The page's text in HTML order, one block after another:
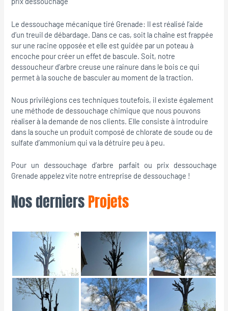
Le dessouchage mécanique tiré Grenade: Il est réalisé l’aide
d’un treuil de débardage. Dans ce cas, soit la chaîne est frappée
sur une racine opposée et elle est guidée par un poteau à
encoche pour créer un effet de bascule. Soit, notre
dessoucheur d’arbre creuse une rainure dans le bois ce qui
permet à la souche de basculer au moment de la traction.
Nous privilégions ces techniques toutefois, il existe également
une méthode de dessouchage chimique que nous pouvons
réaliser à la demande de nos clients. Elle consiste à introduire
dans la souche un produit composé de chlorate de soude ou de
sulfate d’ammonium qui va la détruire peu à peu.
Pour un dessouchage d’arbre parfait ou prix dessouchage
Grenade appelez vite notre entreprise de dessouchage !
Nos derniersProjets